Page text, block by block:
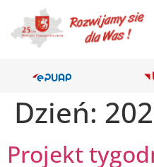
Dzień:
Projekt